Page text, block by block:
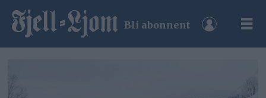
Bli abonnent